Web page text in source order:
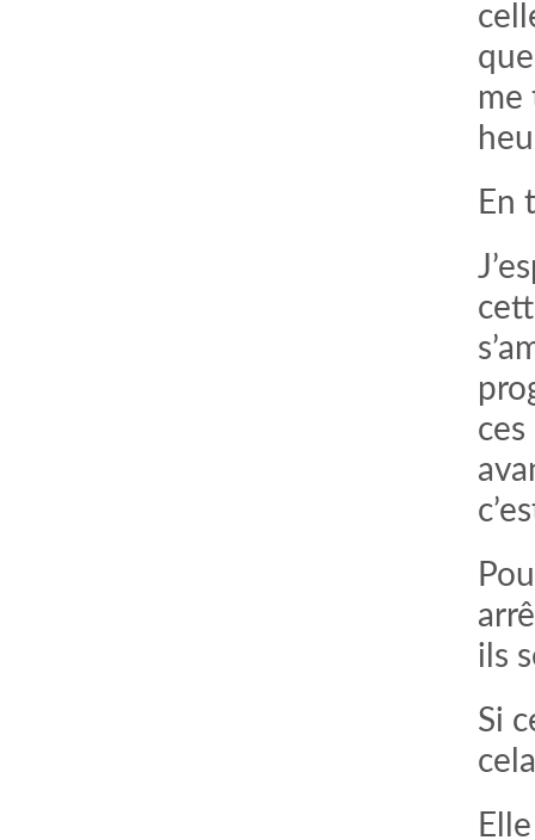
me
En
ils
Si